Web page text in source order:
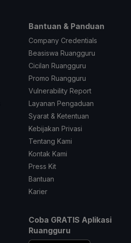
Bantuan & Panduan
Company Credentials
Beasiswa Ruangguru
Cicilan Ruangguru
Promo Ruangguru
Vulnerability Report
Layanan Pengaduan
Syarat & Ketentuan
Kebijakan Privasi
Tentang Kami
Kontak Kami
Press Kit
Bantuan
Karier
Coba GRATIS Aplikasi
Ruangguru